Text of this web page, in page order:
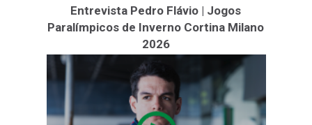
Entrevista Pedro Flávio | Jogos
Paralímpicos de Inverno Cortina Milano
2026